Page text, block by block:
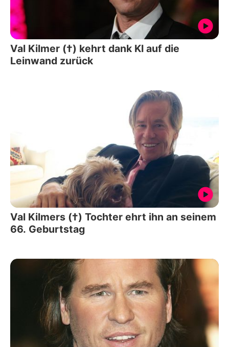
Val Kilmer (†) kehrt dank KI auf die
Leinwand zurück
Val Kilmers (†) Tochter ehrt ihn an seinem
66. Geburtstag